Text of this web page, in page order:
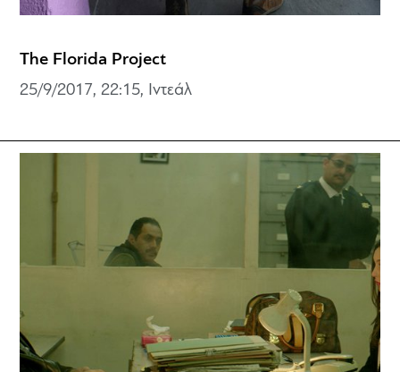
The Florida Project
25/9/2017, 22:15, Ιντεάλ